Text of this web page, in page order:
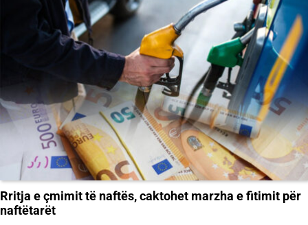
Rritja e çmimit të naftës, caktohet marzha e fitimit për
naftëtarët